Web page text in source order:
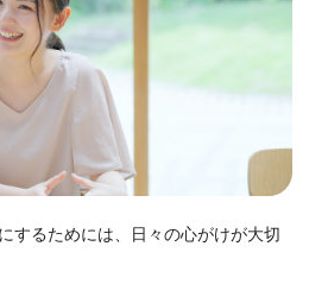
するためには、日々の心がけが大切